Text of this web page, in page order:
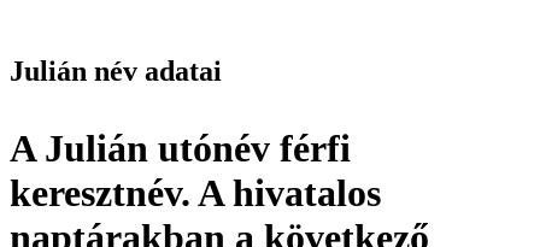
Julián név adatai
A Julián utónév férfi
keresztnév. A hivatalos
naptárakban a következő